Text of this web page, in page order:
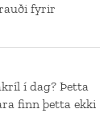
fyrir
í dag? Þetta
finn þetta ekki